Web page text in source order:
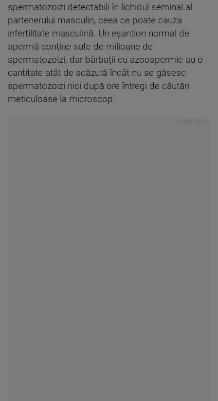
spermatozoizi detectabili în lichidul seminal al
partenerului masculin, ceea ce poate cauza
infertilitate masculină. Un eșantion normal de
spermă conține sute de milioane de
spermatozoizi, dar bărbații cu azoospermie au o
cantitate atât de scăzută încât nu se găsesc
spermatozoizi nici după ore întregi de căutări
meticuloase la microscop.